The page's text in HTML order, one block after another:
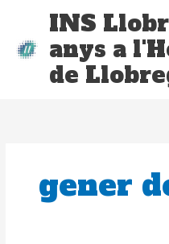
contingut
INS
anys a
de
gener